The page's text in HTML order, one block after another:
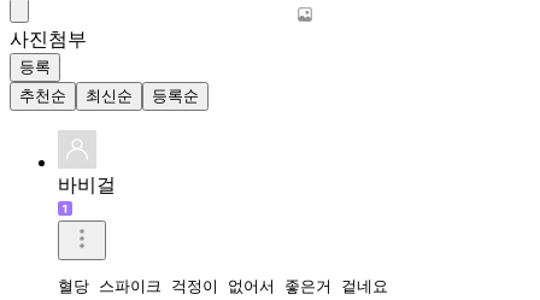
사진첨부
등록
추천순
최신순 등록순
바비걸
혈당 스파이크 걱정이 없어서 좋은거 겉네요